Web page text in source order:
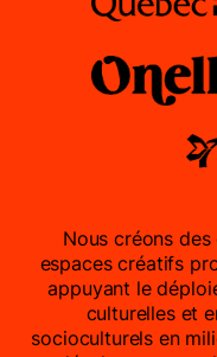
Nous créons
espaces créatifs
appuyant le
culturelles et
socioculturels en